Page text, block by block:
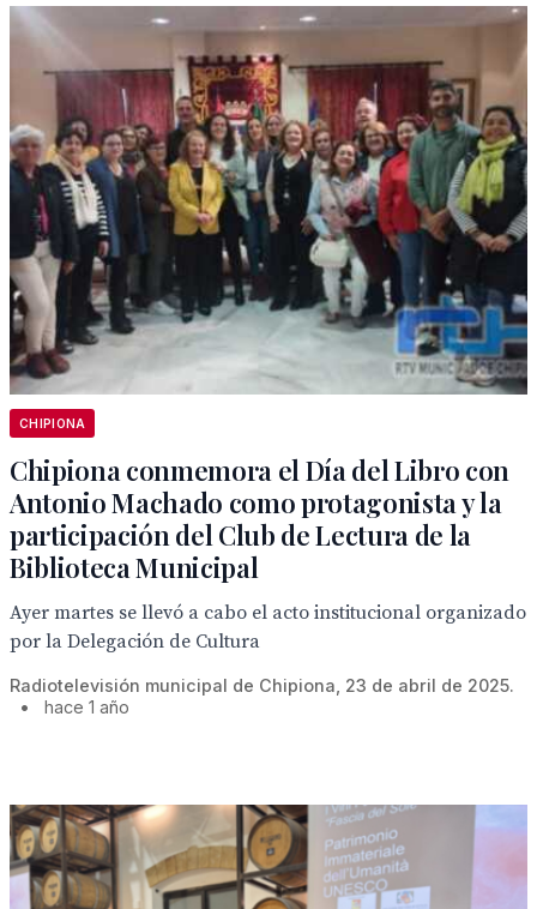
CHIPIONA
Chipiona conmemora el Día del Libro con
Antonio Machado como protagonista y la
participación del Club de Lectura de la
Biblioteca Municipal
Ayer martes se llevó a cabo el acto institucional organizado
por la Delegación de Cultura
Radiotelevisión municipal de Chipiona, 23 de abril de 2025.
•
hace 1 año